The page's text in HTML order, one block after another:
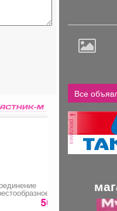
для 4-
50 руб.
Пирог
заказ
Все
реклама